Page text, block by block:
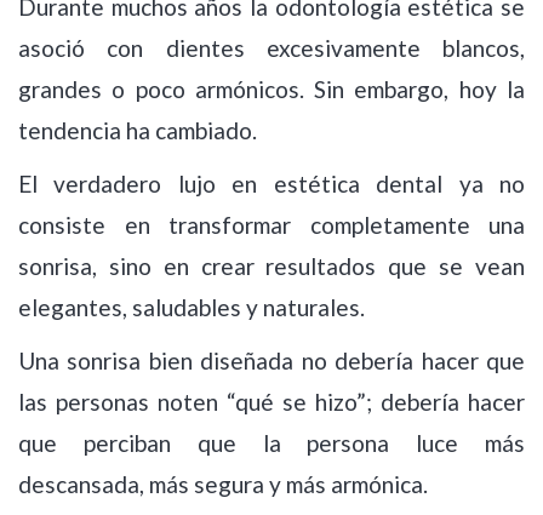
Durante muchos años la odontología estética se
asoció con dientes excesivamente blancos,
grandes o poco armónicos. Sin embargo, hoy la
tendencia ha cambiado.
El verdadero lujo en estética dental ya no
consiste en transformar completamente una
sonrisa, sino en crear resultados que se vean
elegantes, saludables y naturales.
Una sonrisa bien diseñada no debería hacer que
las personas noten “qué se hizo”; debería hacer
que perciban que la persona luce más
descansada, más segura y más armónica.